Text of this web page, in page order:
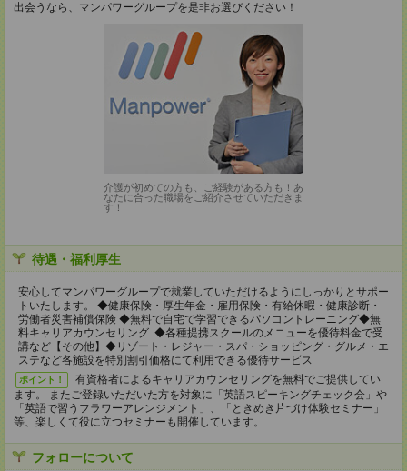
出会うなら、マンパワーグループを是非お選びください！
介護が初めての方も、ご経験がある方も！あ
なたに合った職場をご紹介させていただきま
す！
待遇・福利厚生
安心してマンパワーグループで就業していただけるようにしっかりとサポー
トいたします。 ◆健康保険・厚生年金・雇用保険・有給休暇・健康診断・
労働者災害補償保険 ◆無料で自宅で学習できるパソコントレーニング◆無
料キャリアカウンセリング ◆各種提携スクールのメニューを優待料金で受
講など【その他】◆リゾート・レジャー・スパ・ショッピング・グルメ・エ
ステなど各施設を特別割引価格にて利用できる優待サービス
ポイント！
有資格者によるキャリアカウンセリングを無料でご提供してい
ます。 またご登録いただいた方を対象に「英語スピーキングチェック会」や
「英語で習うフラワーアレンジメント」、「ときめき片づけ体験セミナー」
等、楽しくて役に立つセミナーも開催しています。
フォローについて